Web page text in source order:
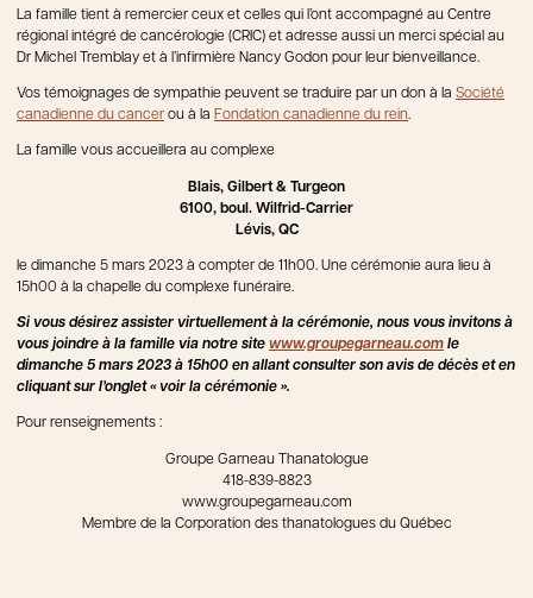
La famille tient à remercier ceux et celles qui l’ont accompagné au Centre
régional intégré de cancérologie (CRIC) et adresse aussi un merci spécial au
Dr Michel Tremblay et à l’infirmière Nancy Godon pour leur bienveillance.
Vos témoignages de sympathie peuvent se traduire par un don à la Société
canadienne du cancer ou à la Fondation canadienne du rein.
La famille vous accueillera au complexe
Blais, Gilbert & Turgeon
6100, boul. Wilfrid-Carrier
Lévis, QC
le dimanche 5 mars 2023 à compter de 11h00. Une cérémonie aura lieu à
15h00 à la chapelle du complexe funéraire.
Si vous désirez assister virtuellement à la cérémonie, nous vous invitons à
vous joindre à la famille via notre site www.groupegarneau.com le
dimanche 5 mars 2023 à 15h00 en allant consulter son avis de décès et en
cliquant sur l’onglet « voir la cérémonie ».
Pour renseignements :
Groupe Garneau Thanatologue
418-839-8823
www.groupegarneau.com
Membre de la Corporation des thanatologues du Québec